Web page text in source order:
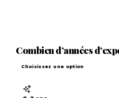
Combien d’années
Choisissez une option